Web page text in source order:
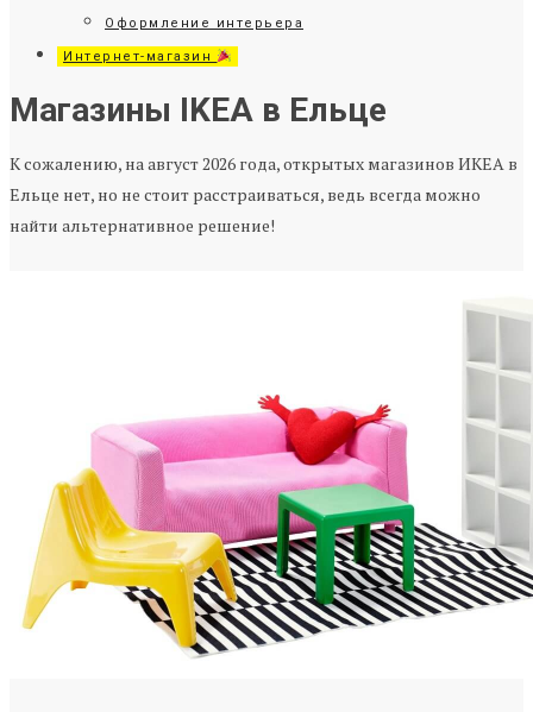
Оформление интерьера
Интернет-магазин
Магазины IKEA в Ельце
К сожалению, на август 2026 года, открытых магазинов ИКЕА в
Ельце нет, но не стоит расстраиваться, ведь всегда можно
найти альтернативное решение!